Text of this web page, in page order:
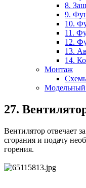
8.
9.
10.
11.
12.
13.
14.
Монтаж
Модельный
27.
Вентилятор отвечает
сгорания и подачу
горения.